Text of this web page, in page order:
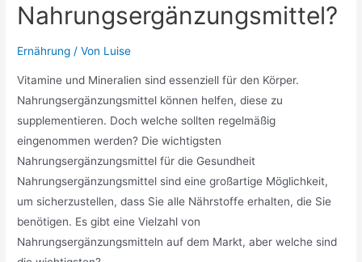
Nahrungsergänzungsmittel?
Ernährung / Von Luise
Vitamine und Mineralien sind essenziell für den Körper.
Nahrungsergänzungsmittel können helfen, diese zu
supplementieren. Doch welche sollten regelmäßig
eingenommen werden? Die wichtigsten
Nahrungsergänzungsmittel für die Gesundheit
Nahrungsergänzungsmittel sind eine großartige Möglichkeit,
um sicherzustellen, dass Sie alle Nährstoffe erhalten, die Sie
benötigen. Es gibt eine Vielzahl von
Nahrungsergänzungsmitteln auf dem Markt, aber welche sind